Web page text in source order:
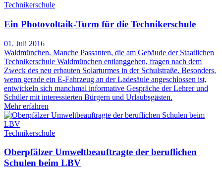
Technikerschule
Ein Photovoltaik-Turm für die Technikerschule
01. Juli 2016
Waldmünchen. Manche Passanten, die am Gebäude der Staatlichen
Technikerschule Waldmünchen entlanggehen, fragen nach dem
Zweck des neu erbauten Solarturmes in der Schulstraße. Besonders,
wenn gerade ein E-Fahrzeug an der Ladesäule angeschlossen ist,
entwickeln sich manchmal informative Gespräche der Lehrer und
Schüler mit interessierten Bürgern und Urlaubsgästen.
Mehr erfahren
Technikerschule
Oberpfälzer Umweltbeauftragte der beruflichen
Schulen beim LBV